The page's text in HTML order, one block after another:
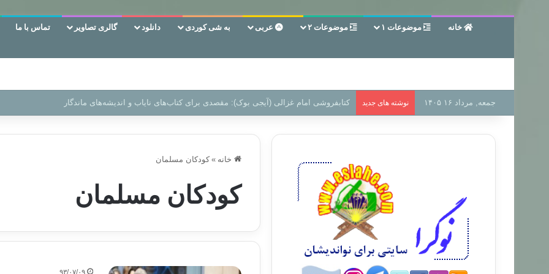
خانه موضوعات ۱ موضوعات ۲ عربی به شی کوردی دانلود گالری تصاویر تماس با ما
جمعه, مرداد ۱۶ ۱۴۰۵ نوشته های جدید سر دفتر فساد در زمین‌، دوری وکناره‌گیری از راه خداست‌!
خانه » کودکان مسلمان
کودکان مسلمان
۹۳/۰۷/۰۹